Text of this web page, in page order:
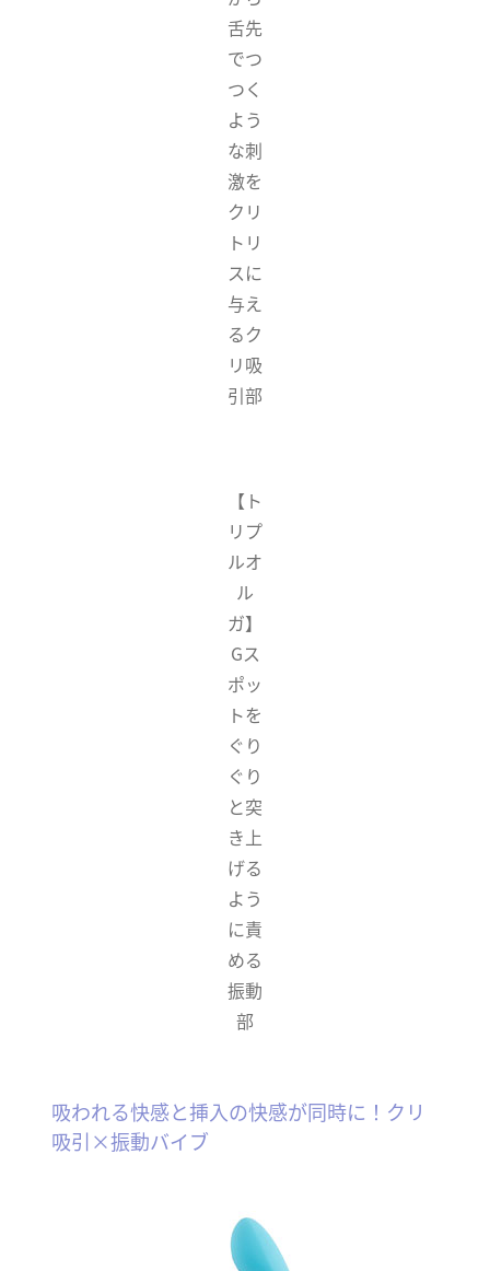
舌先
でつ
つく
よう
な刺
激を
クリ
トリ
スに
与え
るク
リ吸
引部
【ト
リプ
ルオ
ル
ガ】
Gス
ポッ
トを
ぐり
ぐり
と突
き上
げる
よう
に責
める
振動
部
吸われる快感と挿入の快感が同時に！クリ
吸引×振動バイブ